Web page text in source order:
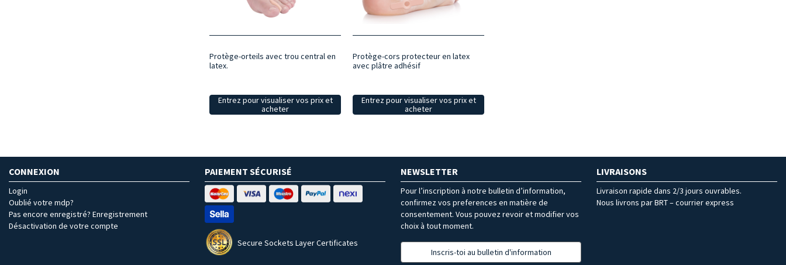
Protège-orteils avec trou central en
latex.
Entrez pour visualiser vos prix et
acheter
Protège-cors protecteur en latex
avec plâtre adhésif
Entrez pour visualiser vos prix et
acheter
CONNEXION
Login
Oublié votre mdp?
Pas encore enregistré? Enregistrement
Désactivation de votre compte
PAIEMENT SÉCURISÉ
Secure Sockets Layer Certificates
NEWSLETTER
Pour l’inscription à notre bulletin d’information,
confirmez vos preferences en matière de
consentement. Vous pouvez revoir et modifier vos
choix à tout moment.
Inscris-toi au bulletin d'information
LIVRAISONS
Livraison rapide dans 2/3 jours ouvrables.
Nous livrons par BRT – courrier express